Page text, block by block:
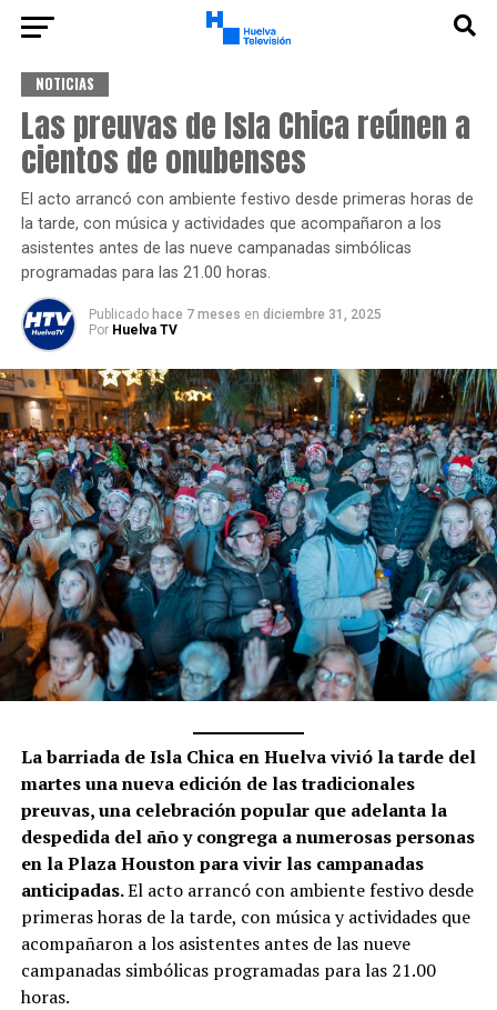
NOTICIAS
Las preuvas de Isla Chica reúnen a
cientos de onubenses
El acto arrancó con ambiente festivo desde primeras horas de
la tarde, con música y actividades que acompañaron a los
asistentes antes de las nueve campanadas simbólicas
programadas para las 21.00 horas.
Publicado hace 7 meses en diciembre 31, 2025
Por Huelva TV
La barriada de Isla Chica en Huelva vivió la tarde del
martes una nueva edición de las tradicionales
preuvas, una celebración popular que adelanta la
despedida del año y congrega a numerosas personas
en la Plaza Houston para vivir las campanadas
anticipadas.El acto arrancó con ambiente festivo desde
primeras horas de la tarde, con música y actividades que
acompañaron a los asistentes antes de las nueve
campanadas simbólicas programadas para las 21.00
horas.